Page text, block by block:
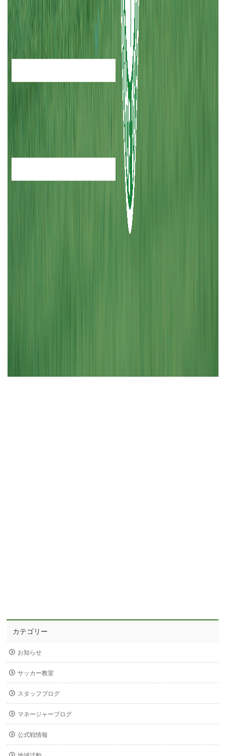
カテゴリー
お知らせ
サッカー教室
スタッフブログ
マネージャーブログ
公式戦情報